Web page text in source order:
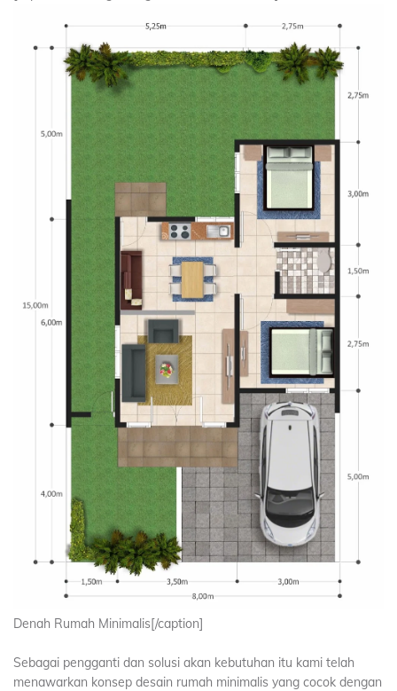
Denah Rumah Minimalis[/caption]
Sebagai pengganti dan solusi akan kebutuhan itu kami telah
menawarkan konsep desain rumah minimalis yang cocok dengan